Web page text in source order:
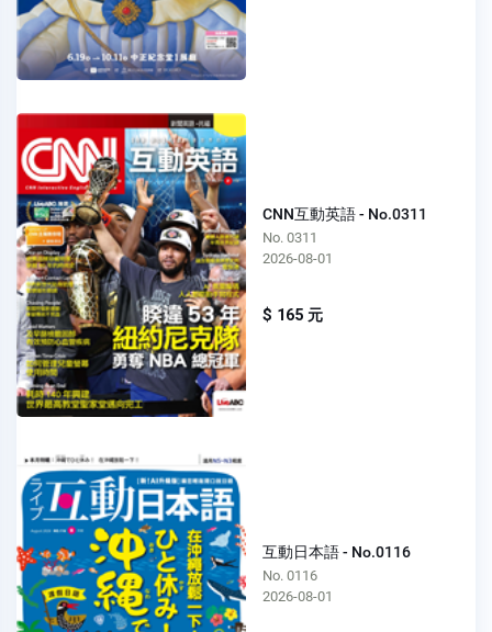
CNN互動英語 - No.0311
No. 0311
2026-08-01
$ 165 元
互動日本語 - No.0116
No. 0116
2026-08-01